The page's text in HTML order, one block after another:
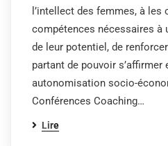
l’intellect des femmes, à les
compétences nécessaires à
de leur potentiel, de
partant de pouvoir s’affirmer
autonomisation socio-
Conférences Coaching…
Lire